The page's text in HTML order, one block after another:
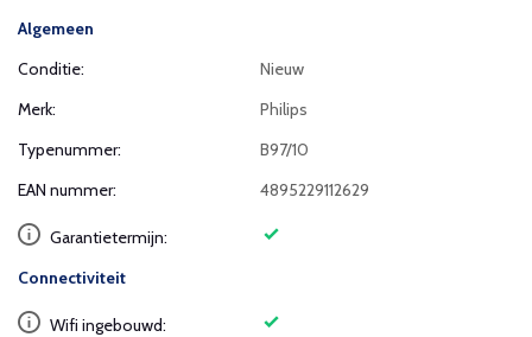
Algemeen
Conditie:
Nieuw
Merk:
Philips
Typenummer:
B97/10
EAN nummer:
4895229112629
Garantietermijn:
Connectiviteit
Wifi ingebouwd: